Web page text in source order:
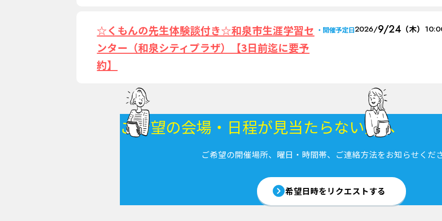
☆くもんの先生体験談付き☆和泉市生涯学習セ
ンター（和泉シティプラザ）【3日前迄に要予
約】
開催予定日2026/9/24（木）
ご希望の会場・日程が見当たらない方へ
ご希望の開催場所、曜日・時間帯、ご連絡方法をお知らせくださ
希望日時を リクエストする